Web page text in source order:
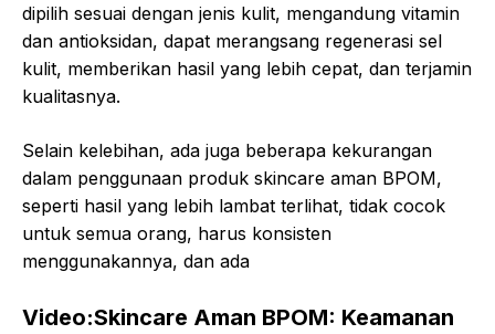
dipilih sesuai dengan jenis kulit, mengandung vitamin
dan antioksidan, dapat merangsang regenerasi sel
kulit, memberikan hasil yang lebih cepat, dan terjamin
kualitasnya.
Selain kelebihan, ada juga beberapa kekurangan
dalam penggunaan produk skincare aman BPOM,
seperti hasil yang lebih lambat terlihat, tidak cocok
untuk semua orang, harus konsisten
menggunakannya, dan ada
Video:Skincare Aman BPOM: Keamanan